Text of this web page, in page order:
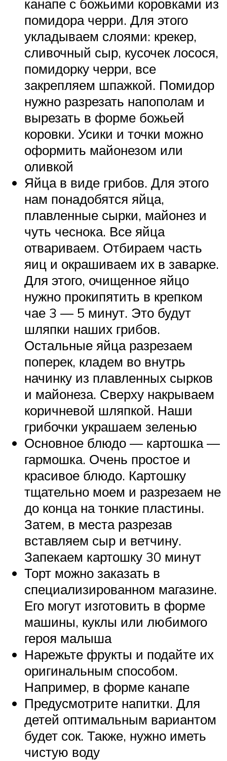
канапе с божьими коровками из
помидора черри. Для этого
укладываем слоями: крекер,
сливочный сыр, кусочек лосося,
помидорку черри, все
закрепляем шпажкой. Помидор
нужно разрезать напополам и
вырезать в форме божьей
коровки. Усики и точки можно
оформить майонезом или
оливкой
Яйца в виде грибов. Для этого
нам понадобятся яйца,
плавленные сырки, майонез и
чуть чеснока. Все яйца
отвариваем. Отбираем часть
яиц и окрашиваем их в заварке.
Для этого, очищенное яйцо
нужно прокипятить в крепком
чае 3 — 5 минут. Это будут
шляпки наших грибов.
Остальные яйца разрезаем
поперек, кладем во внутрь
начинку из плавленных сырков
и майонеза. Сверху накрываем
коричневой шляпкой. Наши
грибочки украшаем зеленью
Основное блюдо — картошка —
гармошка. Очень простое и
красивое блюдо. Картошку
тщательно моем и разрезаем не
до конца на тонкие пластины.
Затем, в места разрезав
вставляем сыр и ветчину.
Запекаем картошку 30 минут
Торт можно заказать в
специализированном магазине.
Его могут изготовить в форме
машины, куклы или любимого
героя малыша
Нарежьте фрукты и подайте их
оригинальным способом.
Например, в форме канапе
Предусмотрите напитки. Для
детей оптимальным вариантом
будет сок. Также, нужно иметь
чистую воду